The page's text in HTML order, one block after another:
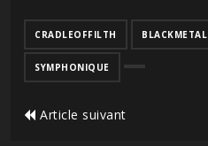
CRADLEOFFILTH BLACKMETAL
SYMPHONIQUE
Article suivant